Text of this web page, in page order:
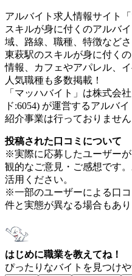
アルバイト求人情報サイト
スキルが身に付くのアルバ
域、路線、職種、特徴など
東萩駅のスキルが身に付く
情報、カフェやアパレル、
人気職種も多数掲載！
「マッハバイト」は株式会
ド:6054) が運営するアルバ
紹介事業は行っておりません
投稿された口コミについて
※実際に応募したユーザー
観的なご意見・ご感想です
活用ください。
※一部のユーザーによる口
件と実態が異なる場合もあり
はじめに職業を教えてね！
ぴったりなバイトを見つけや